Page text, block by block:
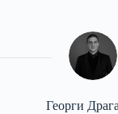
Георги